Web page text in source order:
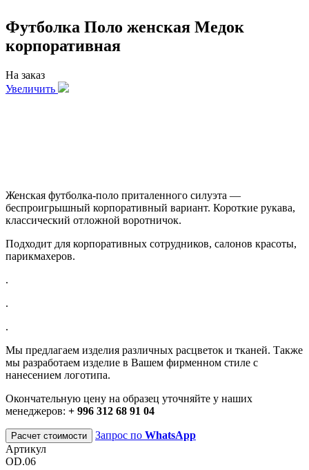
Футболка Поло женская Медок
корпоративная
На заказ
Увеличить
Женская футболка-поло приталенного силуэта —
беспроигрышный корпоративный вариант. Короткие рукава,
классический отложной воротничок.
Подходит для корпоративных сотрудников, салонов красоты,
парикмахеров.
.
.
.
Мы предлагаем изделия различных расцветок и тканей. Также
мы разработаем изделие в Вашем фирменном стиле с
нанесением логотипа.
Окончательную цену на образец уточняйте у наших
менеджеров: + 996 312 68 91 04
Расчет стоимости Запрос по WhatsApp
Артикул
OD.06